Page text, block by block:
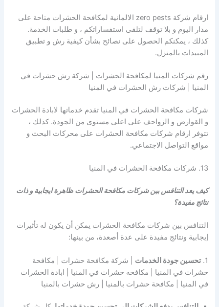
ارقام شركة zero pests الالمانية لمكافحة الحشرات متاحة على
مدار اليوم و بلا توقف لتلقى استفساراتكم ، و طلبات الخدمة.
كذلك ، يمكنكم الحصول على نصائح بشأن كيفية رش و تطبيق
المبيدات بالمنزل.
رقم شركات المنيا لمكافحة الحشرات | شركة رش حشرات في
المنيا | شركات رش الحشرات في المنيا
شركات مكافحة الحشرات في المنيا تقدم خدماتها لابادة الحشرات
و القوارض و الزواحف على اعلى مستوى من الجودة. كذلك ،
تتوفر ارقام شركات مكافحة الحشرات على محركات البحث و
مواقع التواصل الاجتماعي.
13. شركات مكافحة الحشرات في المنيا
كيف يعد التنافس بين شركات مكافحة الحشرات ظاهرة ايجابية و ذات
نتائج مفيدة؟
التنافس بين شركات مكافحة الحشرات يمكن أن يكون له تأثيرات
إيجابية ونتائج مفيدة على عدة أصعدة، من بينها:
1. تحسين جودة الخدمات | شركة مكافحة حشرات | مكافحة
حشرات في المنيا | مكافحه حشرات في المنيا | ابادة الحشرات
في المنيا | مكافحة حشرات بالمنيا | رش حشرات بالمنيا